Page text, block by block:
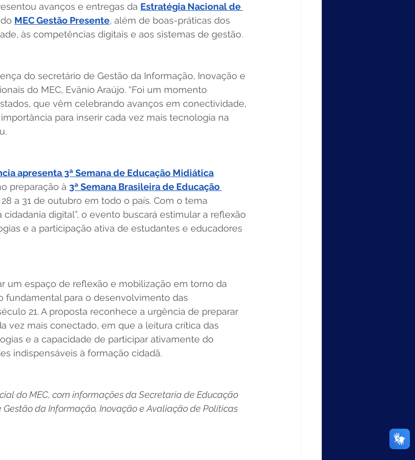
avanços e entregas da Estratégia Nacional de
MEC Gestão Presente, além de boas-práticas dos
às competências digitais e aos sistemas de gestão.
do secretário de Gestão da Informação, Inovação e
do MEC, Evânio Araújo. “Foi um momento
que vêm celebrando avanços em conectividade,
para inserir cada vez mais tecnologia na
apresenta 3ª Semana de Educação Midiática
preparação à 3ª Semana Brasileira de Educação
a 31 de outubro em todo o país. Com o tema
cidadania digital”, o evento buscará estimular a reflexão
e a participação ativa de estudantes e educadores
um espaço de reflexão e mobilização em torno da
fundamental para o desenvolvimento das
21. A proposta reconhece a urgência de preparar
vez mais conectado, em que a leitura crítica das
e a capacidade de participar ativamente do
indispensáveis à formação cidadã.
do MEC, com informações da Secretaria de Educação
Gestão da Informação, Inovação e Avaliação de Políticas